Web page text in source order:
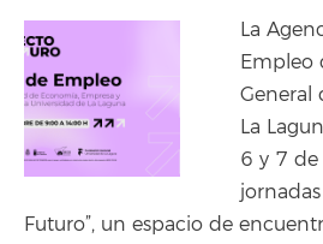
La
Empleo
General
La
6 y 7 de
Futuro”, un espacio de